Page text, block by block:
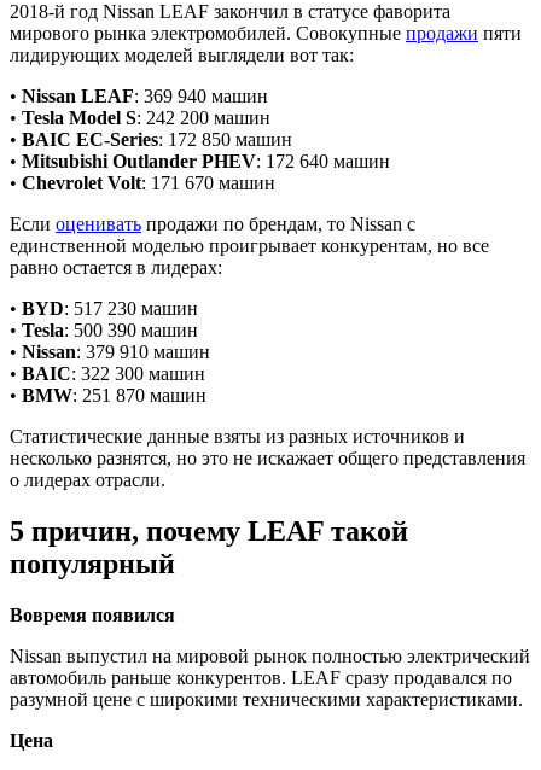
2018-й год Nissan LEAF закончил в статусе фаворита
мирового рынка электромобилей. Совокупные продажи пяти
лидирующих моделей выглядели вот так:
• Nissan LEAF: 369 940 машин
• Tesla Model S: 242 200 машин
• BAIC EC-Series: 172 850 машин
• Mitsubishi Outlander PHEV: 172 640 машин
• Chevrolet Volt: 171 670 машин
Если оценивать продажи по брендам, то Nissan с
единственной моделью проигрывает конкурентам, но все
равно остается в лидерах:
• BYD: 517 230 машин
• Tesla: 500 390 машин
• Nissan: 379 910 машин
• BAIC: 322 300 машин
• BMW: 251 870 машин
Статистические данные взяты из разных источников и
несколько разнятся, но это не искажает общего представления
о лидерах отрасли.
5 причин, почему LEAF такой
популярный
Вовремя появился
Nissan выпустил на мировой рынок полностью электрический
автомобиль раньше конкурентов. LEAF сразу продавался по
разумной цене с широкими техническими характеристиками.
Цена